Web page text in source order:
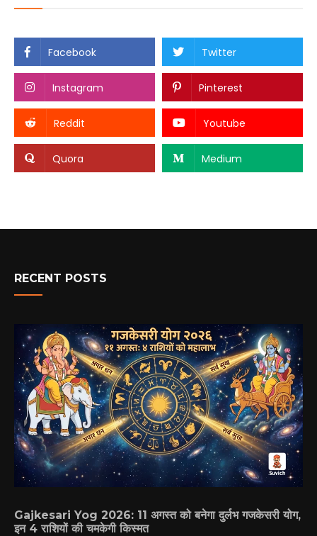
Facebook Twitter
Instagram Pinterest
Reddit Youtube
Quora Medium
RECENT POSTS
Gajkesari Yog 2026: 11 अगस्त को बनेगा दुर्लभ गजकेसरी योग,
इन 4 राशियों की चमकेगी किस्मत